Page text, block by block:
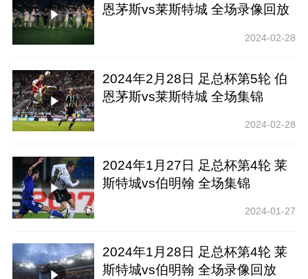
恩茅斯vs莱斯特城 全场录像回放
2024-02-28
2024年2月28日 足总杯第5轮 伯
恩茅斯vs莱斯特城 全场集锦
2024-02-28
2024年1月27日 足总杯第4轮 莱
斯特城vs伯明翰 全场集锦
2024-01-27
2024年1月28日 足总杯第4轮 莱
斯特城vs伯明翰 全场录像回放